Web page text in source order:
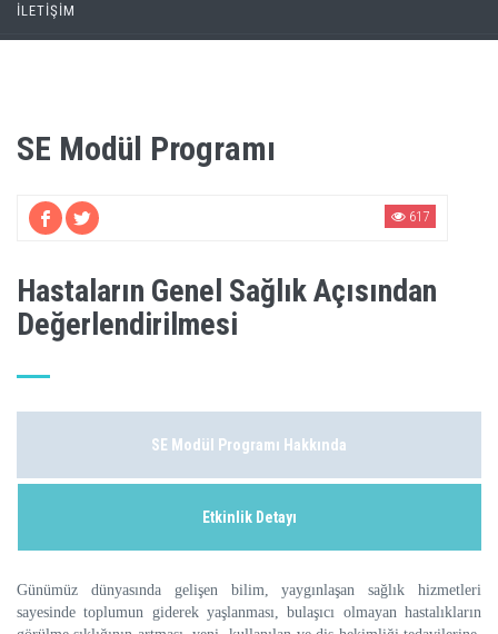
İLETİŞİM
SE Modül Programı
617
Hastaların Genel Sağlık Açısından
Değerlendirilmesi
SE Modül Programı Hakkında
Etkinlik Detayı
Günümüz dünyasında gelişen bilim, yaygınlaşan sağlık hizmetleri
sayesinde toplumun giderek yaşlanması, bulaşıcı olmayan hastalıkların